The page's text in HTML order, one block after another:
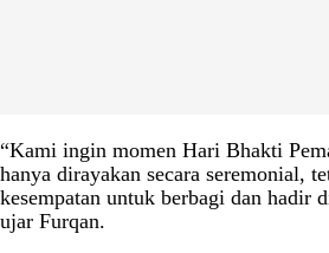
“Kami ingin momen Hari Bhakti
hanya dirayakan secara seremonial,
kesempatan untuk berbagi dan hadir
ujar Furqan.